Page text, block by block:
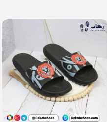
– جنس: PU